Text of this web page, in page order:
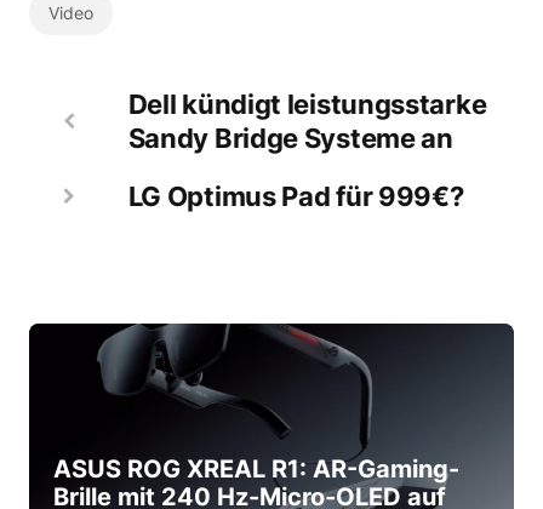
Video
Dell kündigt leistungsstarke
Sandy Bridge Systeme an
LG Optimus Pad für 999€?
ASUS ROG XREAL R1: AR-Gaming-
Brille mit 240 Hz-Micro-OLED auf